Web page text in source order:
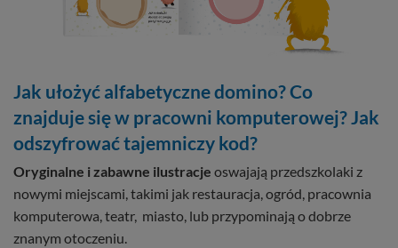
Jak ułożyć alfabetyczne domino? Co
znajduje się w pracowni komputerowej? Jak
odszyfrować tajemniczy kod?
Oryginalne i zabawne ilustracje oswajają przedszkolaki z
nowymi miejscami, takimi jak restauracja, ogród, pracownia
komputerowa, teatr, miasto, lub przypominają o dobrze
znanym otoczeniu.